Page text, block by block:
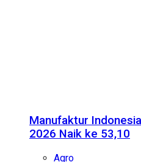
Manufaktur
2026 Naik ke 53,10
Agro